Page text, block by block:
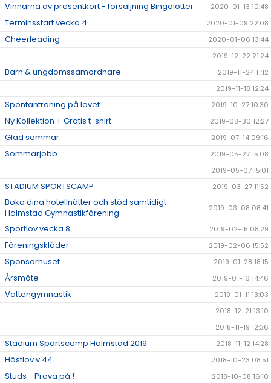
Vinnarna av presentkort - försäljning Bingolotter 2020-01-13 10:48
Terminsstart vecka 4 2020-01-09 22:08
Cheerleading
2020-01-06 13:44
2019-12-22 21:24
Barn & ungdomssamordnare
2019-11-24 11:12
2019-11-18 12:24
Spontanträning på lovet 2019-10-27 10:30
Ny Kollektion + Gratis t-shirt 2019-08-30 12:27
Glad sommar 2019-07-14 09:16
Sommarjobb
2019-05-27 15:08
2019-05-07 15:01
STADIUM SPORTSCAMP 2019-03-27 11:52
Boka dina hotellnätter och stöd samtidigt
Halmstad Gymnastikförening
2019-03-08 08:41
Sportlov vecka 8 2019-02-15 08:29
Föreningskläder 2019-02-06 15:52
Sponsorhuset 2019-01-28 18:15
Årsmöte 2019-01-16 14:46
Vattengymnastik
2019-01-11 13:03
2018-12-21 13:10
2018-11-19 12:36
Stadium Sportscamp Halmstad 2019 2018-11-12 14:28
Höstlov v 44 2018-10-23 08:51
Studs - Prova på ! 2018-10-08 16:10